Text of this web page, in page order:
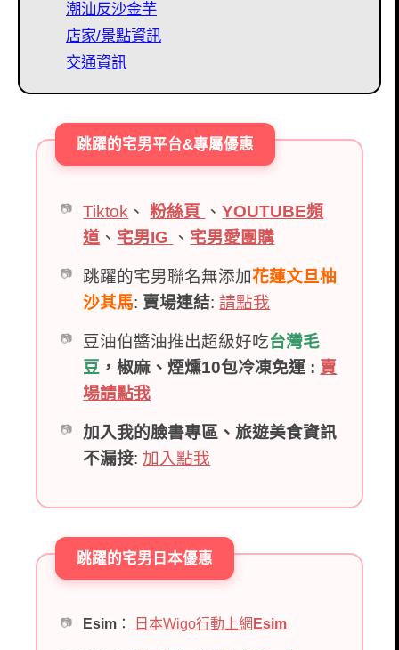
潮汕反沙金芋
店家/景點資訊
交通資訊
跳躍的宅男平台&專屬優惠
Tiktok 、粉絲頁 、YOUTUBE頻
道 、 宅男IG 、 宅男愛團購
跳躍的宅男聯名無添加花蓮文旦柚
沙其馬: 賣場連結:請點我
豆油伯醬油推出超級好吃台灣毛
豆 ，椒麻、煙燻10包冷凍免運 : 賣
場請點我
加入我的臉書專區、旅遊美食資訊
不漏接: 加入點我
跳躍的宅男日本優惠
Esim ： 日本Wigo行動上網 Esim